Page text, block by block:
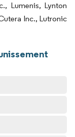
Lumenis, Lynton
Inc., Lutronic